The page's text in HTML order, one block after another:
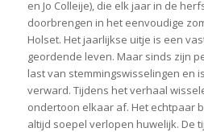
en Jo Colleije), die elk jaar in de
doorbrengen in het eenvoudige
Holset. Het jaarlijkse uitje is een
geordende leven. Maar sinds zijn
last van stemmingswisselingen en
verward. Tijdens het verhaal
ondertoon elkaar af. Het echtpaar
altijd soepel verlopen huwelijk. De